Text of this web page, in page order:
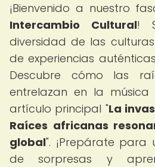
¡Bienvenido a nuestro
Intercambio Cultural!
diversidad de las
de experiencias
Descubre cómo las
entrelazan en la
artículo principal "La
Raíces africanas
global". ¡Prepárate para
de sorpresas y